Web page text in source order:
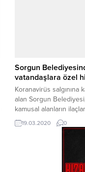
Sorgun
vatandaşlara özel
Koranavirüs
alan Sorgun
kamusal alanların
hayata geçirdiği 60 yaş
bir hizmeti daha
19.03.2020 0